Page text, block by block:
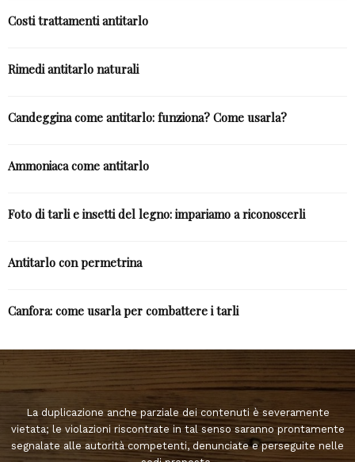
Costi trattamenti antitarlo
Rimedi antitarlo naturali
Candeggina come antitarlo: funziona? Come usarla?
Ammoniaca come antitarlo
Foto di tarli e insetti del legno: impariamo a riconoscerli
Antitarlo con permetrina
Canfora: come usarla per combattere i tarli
La duplicazione anche parziale dei contenuti è severamente
vietata; le violazioni riscontrate in tal senso saranno prontamente
segnalate alle autorità competenti, denunciate e perseguite nelle